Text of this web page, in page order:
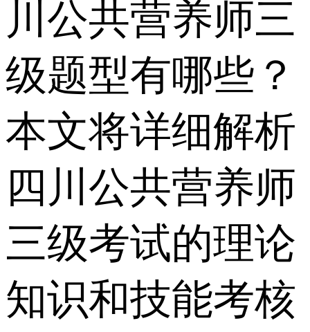
川公共营养师三
级题型有哪些？
本文将详细解析
四川公共营养师
三级考试的理论
知识和技能考核